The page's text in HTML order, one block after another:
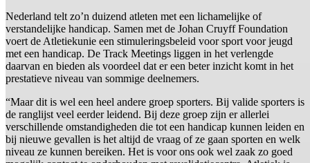
Nederland telt zo’n duizend atleten met een lichamelijke of
verstandelijke handicap. Samen met de Johan Cruyff Foundation
voert de Atletiekunie een stimuleringsbeleid voor sport voor jeugd
met een handicap. De Track Meetings liggen in het verlengde
daarvan en bieden als voordeel dat er een beter inzicht komt in het
prestatieve niveau van sommige deelnemers.
“Maar dit is wel een heel andere groep sporters. Bij valide sporters is
de ranglijst veel eerder leidend. Bij deze groep zijn er allerlei
verschillende omstandigheden die tot een handicap kunnen leiden en
bij nieuwe gevallen is het altijd de vraag of ze gaan sporten en welk
niveau ze kunnen bereiken. Het is voor ons ook wel zaak zo goed